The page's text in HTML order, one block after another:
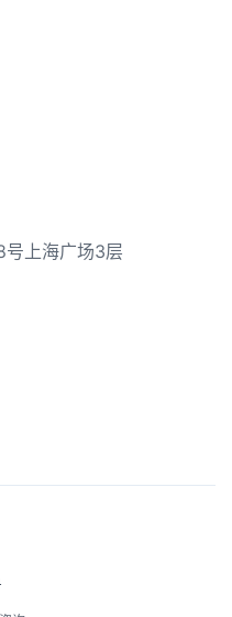
号上海广场3层